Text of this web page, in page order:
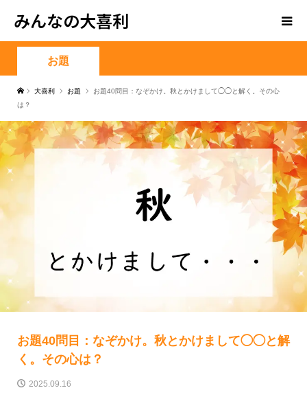
みんなの大喜利
お題
大喜利 お題
お題40問目：なぞかけ。秋とかけまして◯◯と解く。その心
は？
お題40問目：なぞかけ。秋とかけまして◯◯と解
く。その心は？
2025.09.16